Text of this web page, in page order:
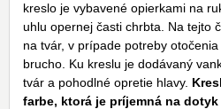
kreslo je vybavené opierkami na
uhlu opernej časti chrbta. Na tejto
na tvár, v prípade potreby
brucho. Ku kreslu je dodávaný
tvár a pohodlné opretie hlavy.
farbe, ktorá je príjemná na